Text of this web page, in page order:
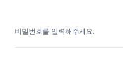
비밀번호를 입력해주세요.